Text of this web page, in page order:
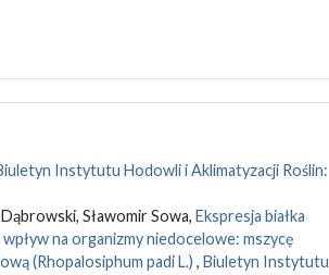
Instytutu Hodowli i Aklimatyzacji Roślin:
Sławomir Sowa, Ekspresja białka
na organizmy niedocelowe: mszycę
(Rhopalosiphum padi L.) , Biuletyn Instytutu